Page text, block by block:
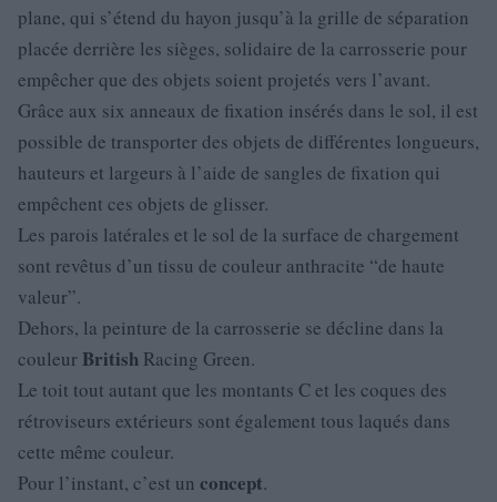
plane, qui s’étend du hayon jusqu’à la grille de séparation
placée derrière les sièges, solidaire de la carrosserie pour
empêcher que des objets soient projetés vers l’avant.
Grâce aux six anneaux de fixation insérés dans le sol, il est
possible de transporter des objets de différentes longueurs,
hauteurs et largeurs à l’aide de sangles de fixation qui
empêchent ces objets de glisser.
Les parois latérales et le sol de la surface de chargement
sont revêtus d’un tissu de couleur anthracite “de haute
valeur”.
Dehors, la peinture de la carrosserie se décline dans la
couleur British Racing Green.
Le toit tout autant que les montants C et les coques des
rétroviseurs extérieurs sont également tous laqués dans
cette même couleur.
Pour l’instant, c’est un concept.